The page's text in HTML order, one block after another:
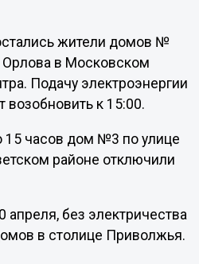
жители домов №
в Московском
Подачу электроэнергии
к 15:00.
15 часов дом №3 по улице
районе отключили
апреля, без электричества
в столице Приволжья.